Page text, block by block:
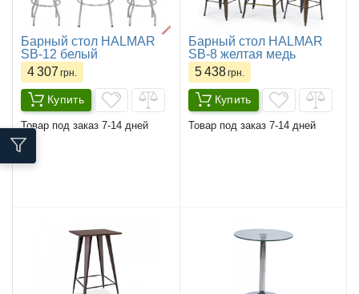
Барный стол HALMAR
SB-12 белый
4 307 грн.
Купить
Товар под заказ 7-14 дней
Барный стол HALMAR
SB-8 желтая медь
5 438грн.
Купить
Товар под заказ 7-14 дней